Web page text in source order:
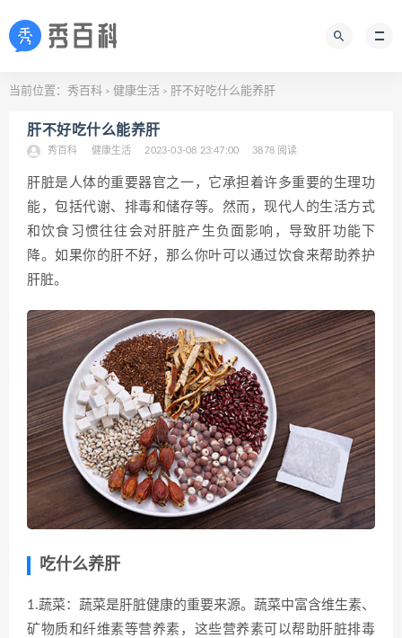
当前位置： 秀百科 > 健康生活 > 肝不好吃什么能养肝
肝不好吃什么能养肝
秀百科 健康生活 2023-03-08 23:47:00 3878 阅读
肝脏是人体的重要器官之一，它承担着许多重要的生理功
能，包括代谢、排毒和储存等。然而，现代人的生活方式
和饮食习惯往往会对肝脏产生负面影响，导致肝功能下
降。如果你的肝不好，那么你叶可以通过饮食来帮助养护
肝脏。
吃什么养肝
1.蔬菜：蔬菜是肝脏健康的重要来源。蔬菜中富含维生素、
矿物质和纤维素等营养素，这些营养素可以帮助肝脏排毒